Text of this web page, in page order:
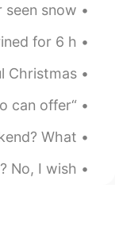
@violeta
니다!
제이 J
KR
EN
이셔요?
violeta
까
have never seen snow. ...
wine! Brined for 6 h...
joyful Christmas 🎄 ❤️...
“If you want to experience the true meaning of Christmas, give something to someone who can offer...
doing this weekend? What ...
girlfriend? No, I wish....